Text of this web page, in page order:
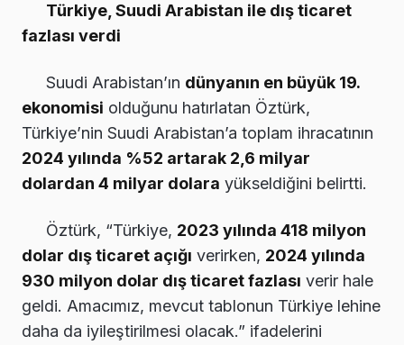
Türkiye, Suudi Arabistan ile dış ticaret
fazlası verdi
Suudi Arabistan’ın dünyanın en büyük 19.
ekonomisi olduğunu hatırlatan Öztürk,
Türkiye’nin Suudi Arabistan’a toplam ihracatının
2024 yılında %52 artarak 2,6 milyar
dolardan 4 milyar dolara yükseldiğini belirtti.
Öztürk, “Türkiye, 2023 yılında 418 milyon
dolar dış ticaret açığı verirken, 2024 yılında
930 milyon dolar dış ticaret fazlası verir hale
geldi. Amacımız, mevcut tablonun Türkiye lehine
daha da iyileştirilmesi olacak.” ifadelerini